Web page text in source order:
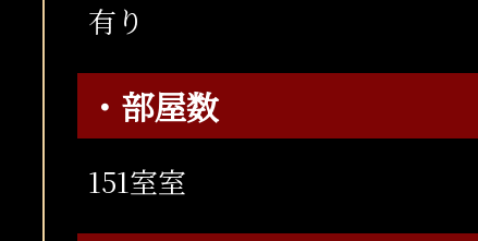
有り
・部屋数
151室室